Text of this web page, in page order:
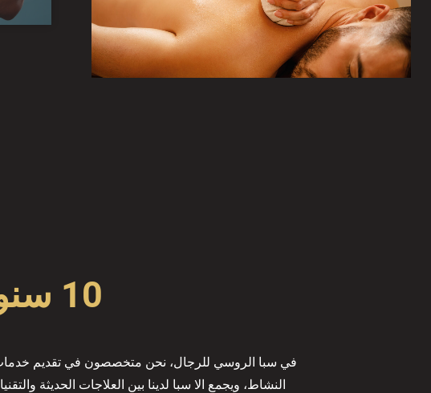
10 سنوات خبرة في أبو ظبي
في سبا الروسي للرجال، نحن متخصصون في تقديم خدمات
النشاط، ويجمع الا سبا لدينا بين العلاجات الحديثة